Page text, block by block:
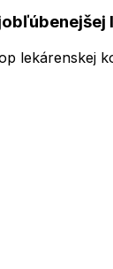
lekárenskej